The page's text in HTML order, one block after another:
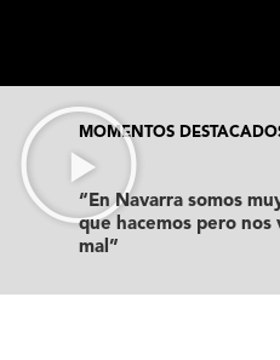
MOMENTOS
“En Navarra somos
que hacemos pero nos
mal”